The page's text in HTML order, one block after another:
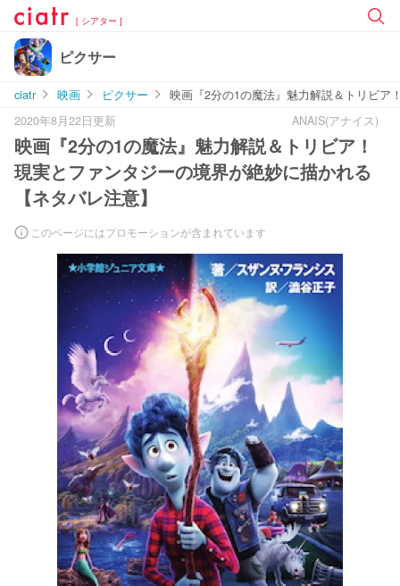
[ シアター ]
ピクサー
ciatr 映画 ピクサー
映画『2分の1の魔法』魅力解説＆トリビア
2020年8月22日更新
ANAIS(アナイス)
映画『2分の1の魔法』魅力解説＆トリビア！
現実とファンタジーの境界が絶妙に描かれる
【ネタバレ注意】
このページにはプロモーションが含まれています